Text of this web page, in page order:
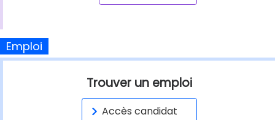
Emploi
Trouver un emploi
Accès candidat